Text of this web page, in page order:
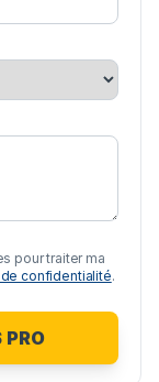
pour traiter ma
confidentialité.
PRO